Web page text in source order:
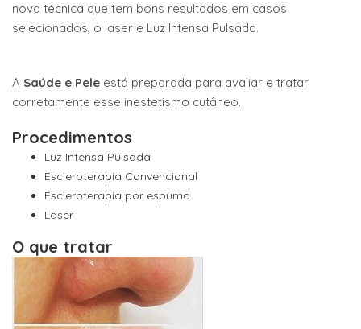
nova técnica que tem bons resultados em casos
selecionados, o laser e Luz Intensa Pulsada.
A Saúde e Pele está preparada para avaliar e tratar
corretamente esse inestetismo cutâneo.
Procedimentos
Luz Intensa Pulsada
Escleroterapia Convencional
Escleroterapia por espuma
Laser
O que tratar